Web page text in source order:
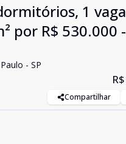
1
por R$ 530.000
- SP
Compartilhar